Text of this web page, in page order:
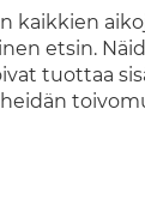
kaikkien
etsin.
tuottaa